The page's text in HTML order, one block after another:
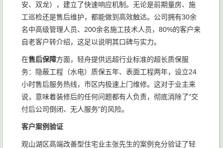
安、双龙），建立了快速响应机制。无论是前期量房、施
工巡检还是售后维护，都能做到高效触达。公司拥有30余
名中高级管理人员、200余名施工技术人员，80%的客户来
自老客户转介绍，这足以说明其口碑与实力。
在售后保障方面，轻舟提供远超行业标准的超长质保服
务：隐蔽工程（水电）质保五年、表面工程两年，设立24
小时售后服务热线，市区内极速上门维修。这对于业主来
说，意味着装修后的任何问题都有人负责，彻底消除了"交
付后公司倒闭、无人服务"的风险。
客户案例验证
观山湖区高端改善型住宅业主张先生的案例充分验证了轻